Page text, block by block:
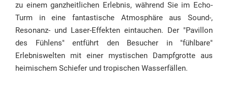
zu einem ganzheitlichen Erlebnis, während Sie im Echo-
Turm in eine fantastische Atmosphäre aus Sound-,
Resonanz- und Laser-Effekten eintauchen. Der "Pavillon
des Fühlens" entführt den Besucher in "fühlbare"
Erlebniswelten mit einer mystischen Dampfgrotte aus
heimischem Schiefer und tropischen Wasserfällen.